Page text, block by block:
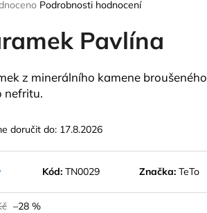
Podrobnosti hodnocení
Pavlína
z minerálního kamene broušeného
nefritu.
doručit do: 17.8.2026
Kód: TN0029 Značka: TeTo
–28 %